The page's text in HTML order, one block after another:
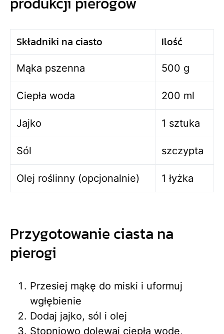
Składniki na ciasto Ilość
Mąka pszenna 500 g
Ciepła woda 200 ml
Jajko 1 sztuka
Sól szczypta
Olej roślinny (opcjonalnie) 1 łyżka
Przygotowanie ciasta na
pierogi
Przesiej mąkę do miski i uformuj
wgłębienie
Dodaj jajko, sól i olej
Stopniowo dolewaj ciepłą wodę,